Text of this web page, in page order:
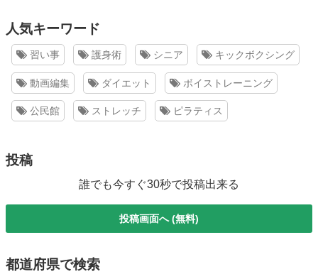
人気キーワード
習い事 護身術 シニア キックボクシング
動画編集 ダイエット ボイストレーニング
公民館 ストレッチ ピラティス
投稿
誰でも今すぐ30秒で投稿出来る
投稿画面へ (無料)
都道府県で検索